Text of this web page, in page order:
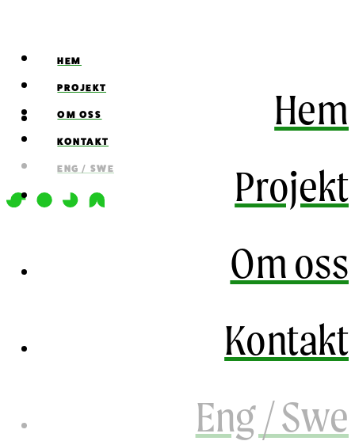
HEM
PROJEKT
OM OSS
KONTAKT
ENG / SWE
Hem
Projekt
Om oss
Kontakt
Eng / Swe